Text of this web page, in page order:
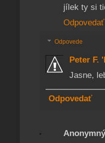
jílek ty si
Odpovedať
Odpovede
Peter F.
Jasne,
Odpovedať
Anonymný